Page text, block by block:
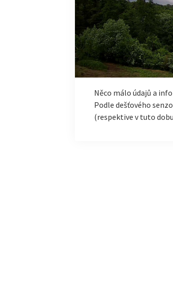
Něco málo údajů a
Podle dešťového
(respektive v tuto